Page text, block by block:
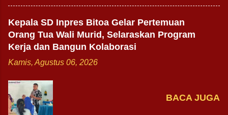
Kepala SD Inpres Bitoa Gelar Pertemuan
Orang Tua Wali Murid, Selaraskan Program
Kerja dan Bangun Kolaborasi
Kamis, Agustus 06, 2026
BACA JUGA